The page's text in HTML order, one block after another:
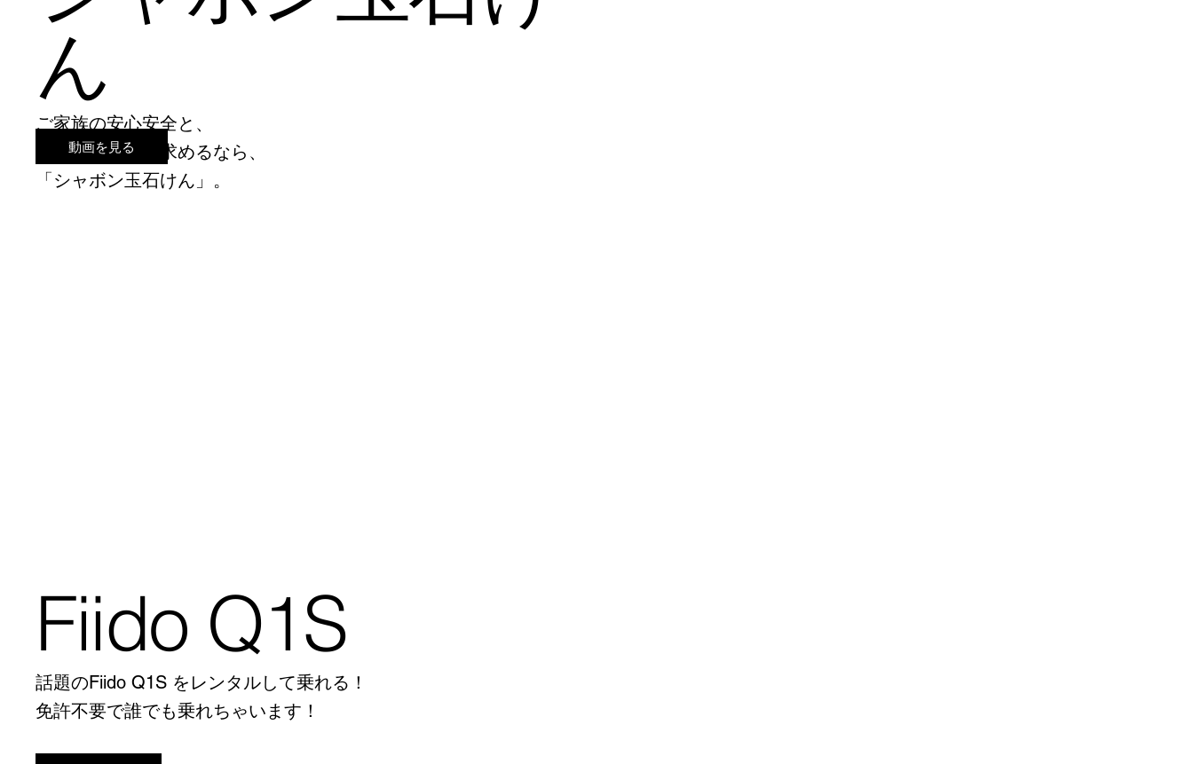
ん
ご家族の安心安全と、
環境をとことん求めるなら、
​「シャボン玉石けん」。
動画を見る
話題のFiido Q1S をレンタルして乗れる！
​免許不要で誰でも乗れちゃいます！
Fiido Q1S